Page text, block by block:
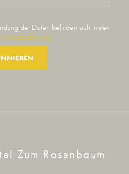
der Daten befinden sich in der
.
Zum Rosenbaum